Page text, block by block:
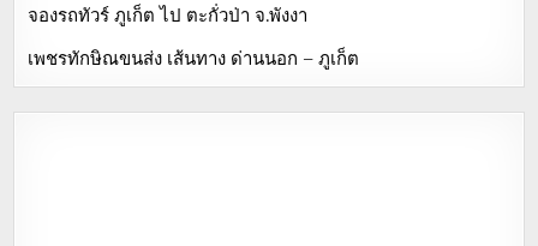
จองรถทัวร์ ภูเก็ต ไป ตะกั่วป่า จ.พังงา
เพชรทักษิณขนส่ง เส้นทาง ด่านนอก – ภูเก็ต